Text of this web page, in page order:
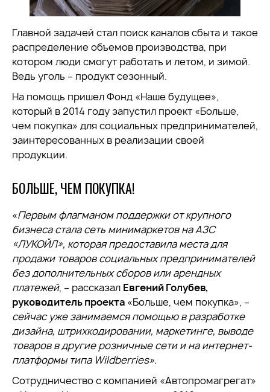
Главной задачей стал поиск каналов сбыта и такое
распределение объемов производства, при
котором люди смогут работать и летом, и зимой.
Ведь уголь – продукт сезонный.
На помощь пришел Фонд «Наше будущее»,
который в 2014 году запустил проект «Больше,
чем покупка» для социальных предпринимателей,
заинтересованных в реализации своей
продукции.
БОЛЬШЕ, ЧЕМ ПОКУПКА!
«Первым флагманом поддержки от крупного
бизнеса стала сеть минимаркетов на АЗС
«ЛУКОЙЛ», которая предоставила места для
продажи товаров социальных предпринимателей
без дополнительных сборов или арендных
платежей, – рассказал Евгений Голубев,
руководитель проекта «Больше, чем покупка», –
сейчас уже занимаемся помощью в разработке
дизайна, штрихкодировании, маркетинге, выводе
товаров в другие розничные сети и на интернет-
платформы типа Wildberries».
Сотрудничество с компанией «Автопромагрегат»